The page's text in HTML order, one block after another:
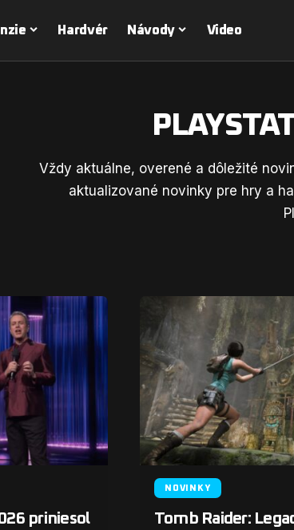
Hardvér Návody Video
Vždy aktuálne, overené a dôležité
aktualizované novinky pre hry a
priniesol
NOVINKY
Tomb Raider: